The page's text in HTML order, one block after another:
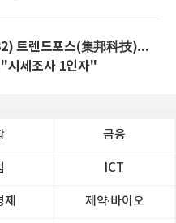
트렌드포스(集邦科技)...
시세조사 1인자"
금융
ICT
제약∙바이오